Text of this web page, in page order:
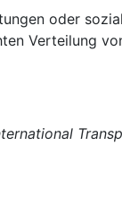
oder
Verteilung